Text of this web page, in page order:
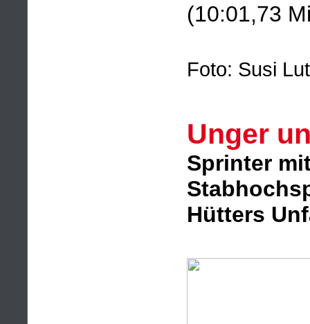
(10:01,73
Foto: Susi
Unger
Sprinter
Hütters